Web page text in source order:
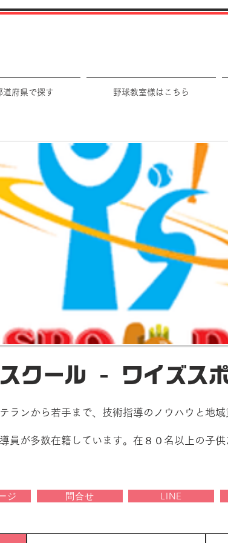
道府県で探す 野球教室様はこちら
クール - ワイズス
ランから若手まで、技術指導のノウハウと地
員が多数在籍しています。在８０名以上の子
ジ 問合せ LINE